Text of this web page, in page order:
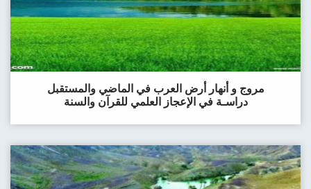
مروج و أنهار أرض العرب في الماضي والمستقبل
دراسـة في الإعجاز العلمي للقرآن والسنة